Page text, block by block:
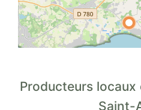
Producteurs
Saint-